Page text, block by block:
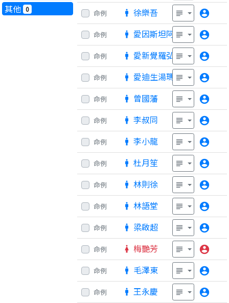
其他 0 命例 man 徐樂吾 subject account_circle
命例 man 愛因斯坦阿爾伯特
subject account_circle
命例 man 愛新覺羅弘曆
subject account_circle
命例 man 愛迪生湯瑪士
subject account_circle
命例 man 曾國藩 subject account_circle
命例 man 李叔同 subject account_circle
命例 man 李小龍 subject account_circle
命例 man 杜月笙 subject account_circle
命例 man 林則徐 subject account_circle
命例 man 林語堂 subject account_circle
命例 man 梁啟超 subject account_circle
命例 woman 梅艷芳 subject account_circle
命例 man 毛澤東 subject account_circle
命例 man 王永慶 subject account_circle